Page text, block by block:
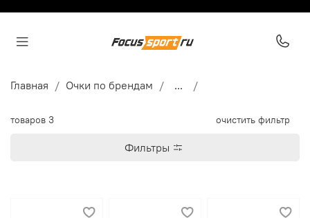
Главная Очки по брендам ...
товаров 3 очистить фильтр
Фильтры